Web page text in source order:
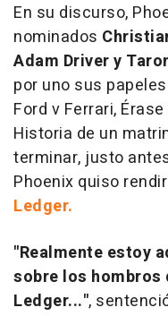
En su discurso,
nominados
Adam Driver y
por uno sus
Ford v Ferrari,
Historia de un
terminar, justo
Phoenix quiso rendir
Ledger.
"Realmente estoy
sobre los
Ledger...",